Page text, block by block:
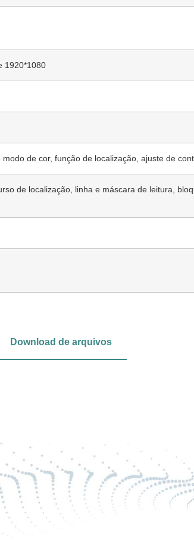
1920*1080
de cor, função de localização, ajuste de
de localização, linha e máscara de leitura,
Download de arquivos